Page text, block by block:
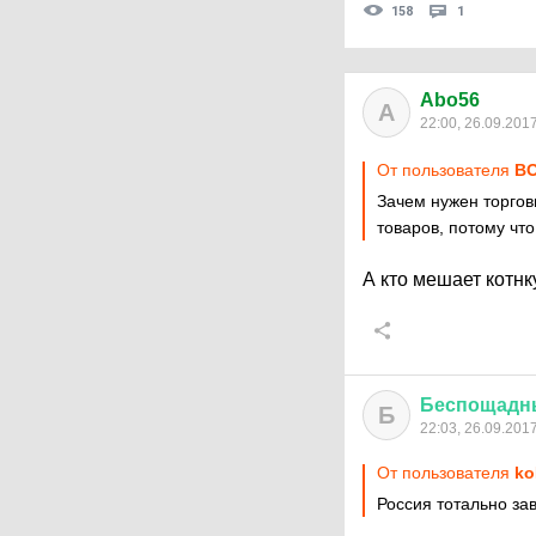
158 1
A Abo56
22:00,
От пользователя
Зачем нужен
товаров, потому
А кто мешает
Б 22:03,
От пользователя
Россия тотально